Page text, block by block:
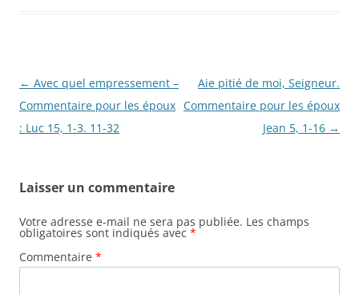
Navigation
des
articles
← Avec quel empressement –
Commentaire pour les époux
: Luc 15, 1-3. 11-32
Aie pitié de moi, Seigneur.
Commentaire pour les époux
Jean 5, 1-16 →
Laisser un commentaire
Votre adresse e-mail ne sera pas publiée. Les champs
obligatoires sont indiqués avec *
Commentaire *